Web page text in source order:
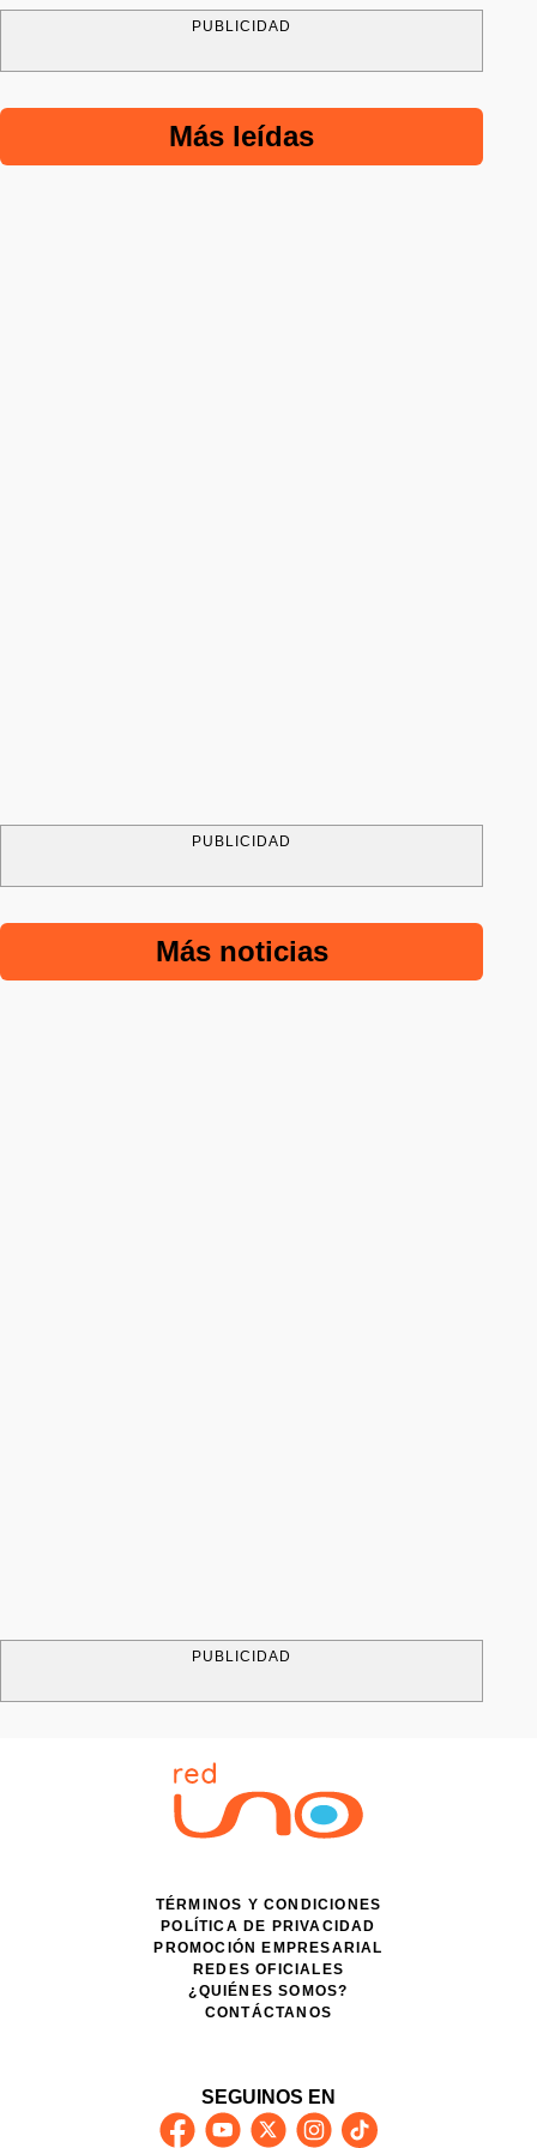
PUBLICIDAD
Más leídas
PUBLICIDAD
Más noticias
PUBLICIDAD
TÉRMINOS Y CONDICIONES
POLÍTICA DE PRIVACIDAD
PROMOCIÓN EMPRESARIAL
REDES OFICIALES
¿QUIÉNES SOMOS?
CONTÁCTANOS
SEGUINOS EN